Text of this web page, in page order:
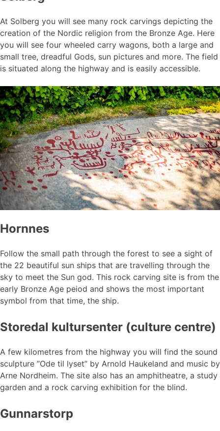
At Solberg you will see many rock carvings depicting the
creation of the Nordic religion from the Bronze Age. Here
you will see four wheeled carry wagons, both a large and
small tree, dreadful Gods, sun pictures and more. The field
is situated along the highway and is easily accessible.
Hornnes
Follow the small path through the forest to see a sight of
the 22 beautiful sun ships that are travelling through the
sky to meet the Sun god. This rock carving site is from the
early Bronze Age peiod and shows the most important
symbol from that time, the ship.
Storedal kultursenter (culture centre)
A few kilometres from the highway you will find the sound
sculpture ”Ode til lyset” by Arnold Haukeland and music by
Arne Nordheim. The site also has an amphitheatre, a study
garden and a rock carving exhibition for the blind.
Gunnarstorp